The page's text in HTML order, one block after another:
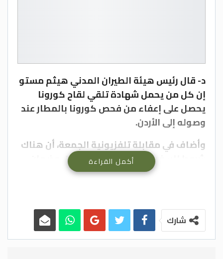
د- قال رئيس هيئة الطيران المدني هيثم مستو
إن كل من يحمل شهادة تلقي لقاح كورونا
يحصل على إعفاء من فحص كورونا بالمطار عند
وصوله إلى الأردن.
وأضاف في مقابلة تلفزيونية الجمعة، أن هناك
شروط للسفر الآن كالوثوق بأنه آمن، وضمان
السلطات الصحية في كل بلد أن دخول
أجل تشغيل الرحلات، واجراءات الدول
للمسافرين.
وأشار إلى أنه يمكن فحص كورونا في الأردن
أكمل القراءة
شارك